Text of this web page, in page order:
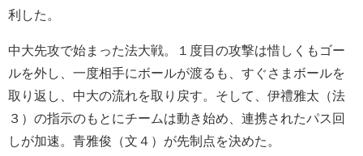
利した。
中大先攻で始まった法大戦。１度目の攻撃は惜しくもゴー
ルを外し、一度相手にボールが渡るも、すぐさまボールを
取り返し、中大の流れを取り戻す。そして、伊禮雅太（法
３）の指示のもとにチームは動き始め、連携されたパス回
しが加速。青雅俊（文４）が先制点を決めた。